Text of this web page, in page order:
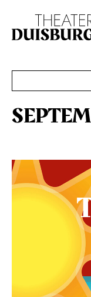
Zur Hauptnavigation
Zum Footer springen